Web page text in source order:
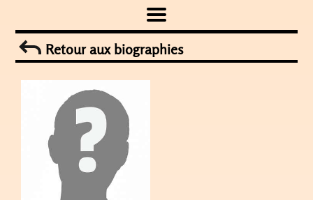
to
contentRetour aux biographies